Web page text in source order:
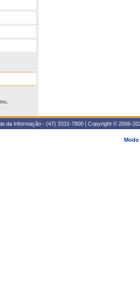
da Informação - (47) 3331-7800 | Copyright © 2006-
Modo